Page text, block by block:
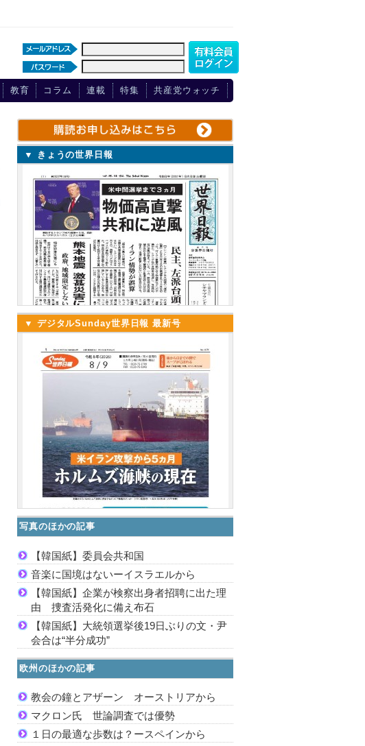
教育 コラム 連載 特集 共産党ウォッチ
▼ きょうの世界日報
▼ デジタルSunday世界日報 最新号
写真のほかの記事
【韓国紙】委員会共和国
音楽に国境はないーイスラエルから
【韓国紙】企業が検察出身者招聘に出た理
由 捜査活発化に備え布石
【韓国紙】大統領選挙後19日ぶりの文・尹
会合は“半分成功”
欧州のほかの記事
教会の鐘とアザーン オーストリアから
マクロン氏 世論調査では優勢
１日の最適な歩数は？ースペインから